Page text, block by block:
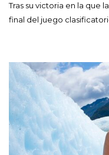
Tras su victoria en la que
final del juego